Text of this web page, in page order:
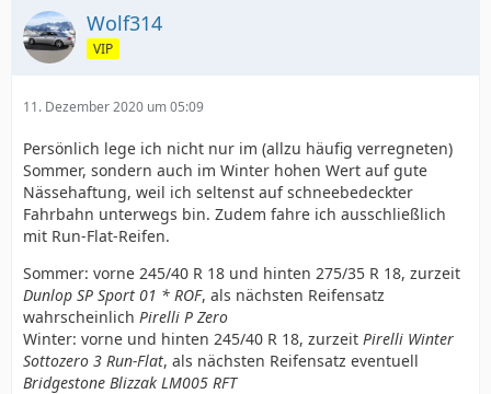
Wolf314
VIP
11. Dezember 2020 um 05:09
Persönlich lege ich nicht nur im (allzu häufig verregneten)
Sommer, sondern auch im Winter hohen Wert auf gute
Nässehaftung, weil ich seltenst auf schneebedeckter
Fahrbahn unterwegs bin. Zudem fahre ich ausschließlich
mit Run-Flat-Reifen.
Sommer: vorne 245/40 R 18 und hinten 275/35 R 18, zurzeit
Dunlop SP Sport 01 * ROF, als nächsten Reifensatz
wahrscheinlich Pirelli P Zero
Winter: vorne und hinten 245/40 R 18, zurzeit Pirelli Winter
Sottozero 3 Run-Flat, als nächsten Reifensatz eventuell
Bridgestone Blizzak LM005 RFT